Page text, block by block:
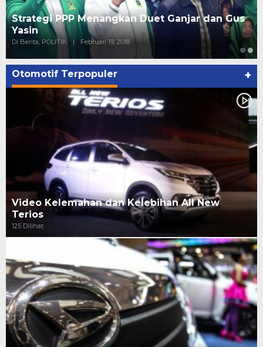
Strategi PPP Menangkan Duet Ganjar dan Gus
Yasin
Di Berita, POLITIK | Februari 19, 2018
Otomotif Terpopuler +
Video Kelemahan dan Kelebihan All New
Terios
125 Dilihat